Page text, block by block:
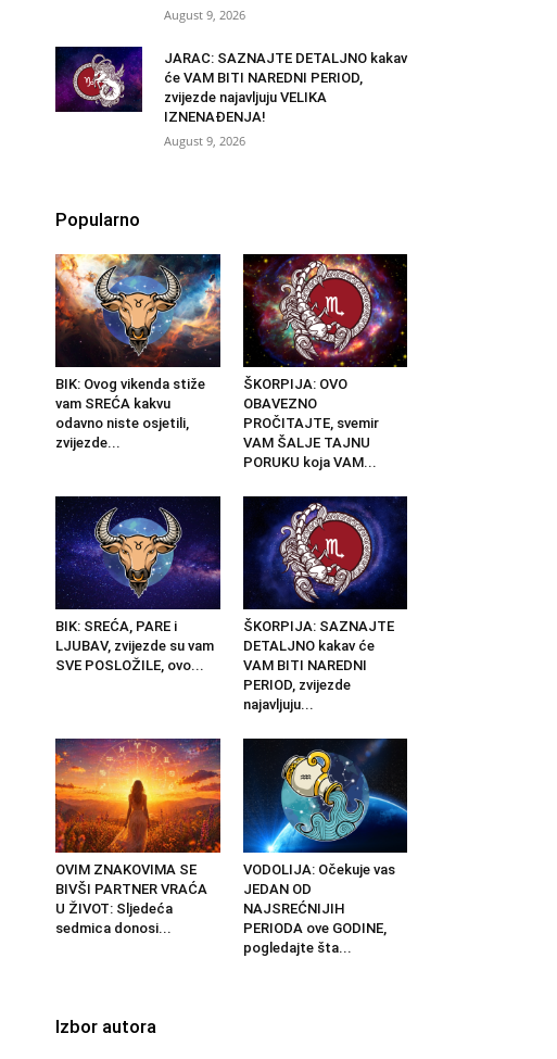
August 9, 2026
JARAC: SAZNAJTE DETALJNO kakav
će VAM BITI NAREDNI PERIOD,
zvijezde najavljuju VELIKA
IZNENAĐENJA!
August 9, 2026
Popularno
BIK: Ovog vikenda stiže
vam SREĆA kakvu
odavno niste osjetili,
zvijezde...
ŠKORPIJA: OVO
OBAVEZNO
PROČITAJTE, svemir
VAM ŠALJE TAJNU
PORUKU koja VAM...
BIK: SREĆA, PARE i
LJUBAV, zvijezde su vam
SVE POSLOŽILE, ovo...
ŠKORPIJA: SAZNAJTE
DETALJNO kakav će
VAM BITI NAREDNI
PERIOD, zvijezde
najavljuju...
OVIM ZNAKOVIMA SE
BIVŠI PARTNER VRAĆA
U ŽIVOT: Sljedeća
sedmica donosi...
VODOLIJA: Očekuje vas
JEDAN OD
NAJSREĆNIJIH
PERIODA ove GODINE,
pogledajte šta...
Izbor autora